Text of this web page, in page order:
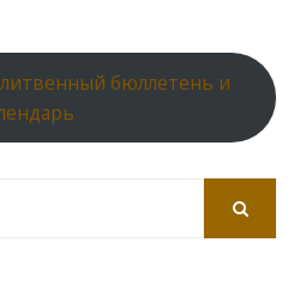
бюллетень и